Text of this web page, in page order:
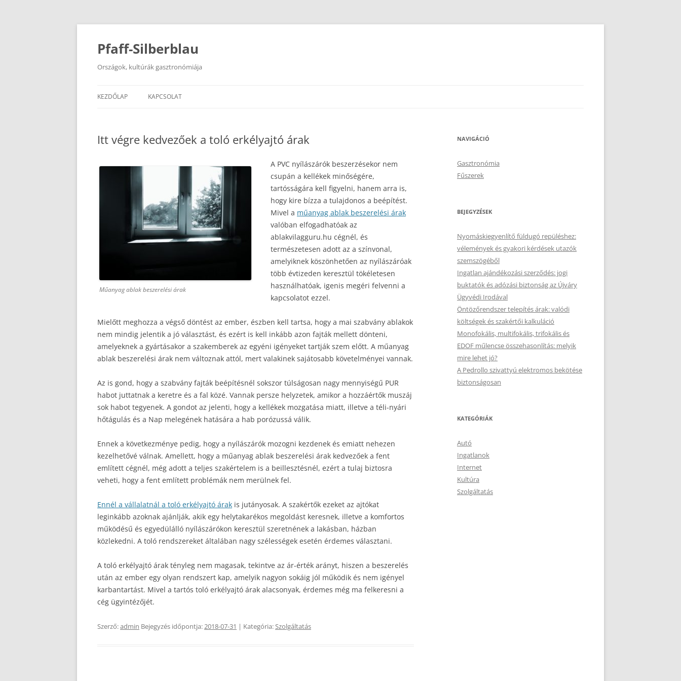
Kilépés
tartalomba
Pfaff-Silberblau
Országok, kultúrák gasztronómiája
KEZDŐLAP KAPCSOLAT
Itt végre kedvezőek a toló erkélyajtó árak
Műanyag ablak beszerelési árak
A PVC nyílászárók beszerzésekor nem
csupán a kellékek minőségére,
tartósságára kell figyelni, hanem arra is,
hogy kire bízza a tulajdonos a beépítést.
Mivel a műanyag ablak beszerelési árak
valóban elfogadhatóak az
ablakvilagguru.hu cégnél, és
természetesen adott az a színvonal,
amelyiknek köszönhetően az nyílászáróak
több évtizeden keresztül tökéletesen
használhatóak, igenis megéri felvenni a
kapcsolatot ezzel.
Mielőtt meghozza a végső döntést az ember, észben kell tartsa, hogy a mai szabvány ablakok
nem mindig jelentik a jó választást, és ezért is kell inkább azon fajták mellett dönteni,
amelyeknek a gyártásakor a szakemberek az egyéni igényeket tartják szem előtt. A műanyag
ablak beszerelési árak nem változnak attól, mert valakinek sajátosabb követelményei vannak.
Az is gond, hogy a szabvány fajták beépítésnél sokszor túlságosan nagy mennyiségű PUR
habot juttatnak a keretre és a fal közé. Vannak persze helyzetek, amikor a hozzáértők muszáj
sok habot tegyenek. A gondot az jelenti, hogy a kellékek mozgatása miatt, illetve a téli-nyári
hőtágulás és a Nap melegének hatására a hab porózussá válik.
Ennek a következménye pedig, hogy a nyílászárók mozogni kezdenek és emiatt nehezen
kezelhetővé válnak. Amellett, hogy a műanyag ablak beszerelési árak kedvezőek a fent
említett cégnél, még adott a teljes szakértelem is a beillesztésnél, ezért a tulaj biztosra
veheti, hogy a fent említett problémák nem merülnek fel.
Ennél a vállalatnál a toló erkélyajtó árak is jutányosak. A szakértők ezeket az ajtókat
leginkább azoknak ajánlják, akik egy helytakarékos megoldást keresnek, illetve a komfortos
működésű és egyedülálló nyílászárókon keresztül szeretnének a lakásban, házban
közlekedni. A toló rendszereket általában nagy szélességek esetén érdemes választani.
A toló erkélyajtó árak tényleg nem magasak, tekintve az ár-érték arányt, hiszen a beszerelés
után az ember egy olyan rendszert kap, amelyik nagyon sokáig jól működik és nem igényel
karbantartást. Mivel a tartós toló erkélyajtó árak alacsonyak, érdemes még ma felkeresni a
cég ügyintézőjét.
Szerző:admin Bejegyzés időpontja:2018-07-31 | Kategória:Szolgáltatás
NAVIGÁCIÓ
Gasztronómia
Fűszerek
BEJEGYZÉSEK
Nyomáskiegyenlítő füldugó repüléshez:
vélemények és gyakori kérdések utazók
szemszögéből
Ingatlan ajándékozási szerződés: jogi
buktatók és adózási biztonság az Újváry
Ügyvédi Irodával
Öntözőrendszer telepítés árak: valódi
költségek és szakértői kalkuláció
Monofokális, multifokális, trifokális és
EDOF műlencse összehasonlítás: melyik
mire lehet jó?
A Pedrollo szivattyú elektromos bekötése
biztonságosan
KATEGÓRIÁK
Autó
Ingatlanok
Internet
Kultúra
Szolgáltatás